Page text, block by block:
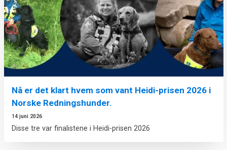
Nå er det klart hvem som vant Heidi-prisen 2026 i
Norske Redningshunder.
14 juni 2026
Disse tre var finalistene i Heidi-prisen 2026